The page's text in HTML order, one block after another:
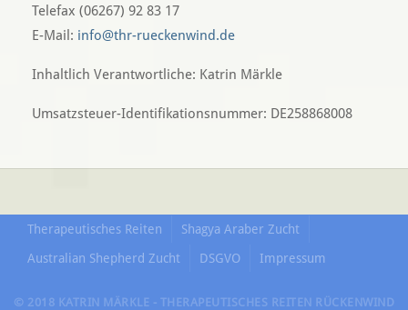
Telefax (06267) 92 83 17
E-Mail: info@thr-rueckenwind.de
Inhaltlich Verantwortliche: Katrin Märkle
Umsatzsteuer-Identifikationsnummer: DE258868008
Therapeutisches Reiten
Shagya Araber Zucht
Australian Shepherd Zucht
DSGVO Impressum
© 2018 KATRIN MÄRKLE - THERAPEUTISCHES REITEN RÜCKENWIND